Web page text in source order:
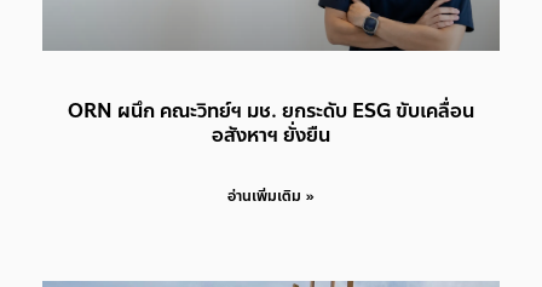
ORN ผนึก คณะวิทย์ฯ มช. ยกระดับ ESG ขับเคลื่อน
อสังหาฯ ยั่งยืน
อ่านเพิ่มเติม »